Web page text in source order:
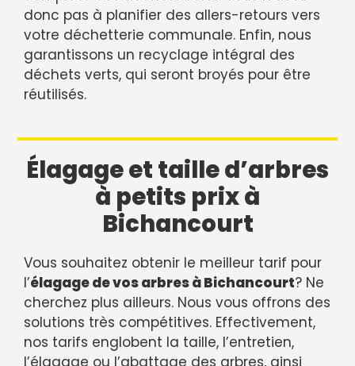
donc pas à planifier des allers-retours vers
votre déchetterie communale. Enfin, nous
garantissons un recyclage intégral des
déchets verts, qui seront broyés pour être
réutilisés.
Élagage et taille d’arbres
à petits prix à
Bichancourt
Vous souhaitez obtenir le meilleur tarif pour
l’élagage de vos arbres à Bichancourt? Ne
cherchez plus ailleurs. Nous vous offrons des
solutions très compétitives. Effectivement,
nos tarifs englobent la taille, l’entretien,
l’élagage ou l’abattage des arbres, ainsi